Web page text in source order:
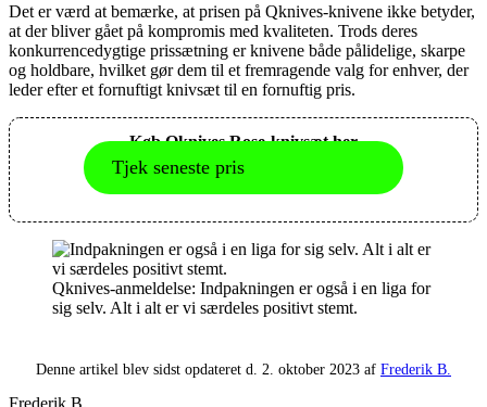
Det er værd at bemærke, at prisen på Qknives-knivene ikke betyder,
at der bliver gået på kompromis med kvaliteten. Trods deres
konkurrencedygtige prissætning er knivene både pålidelige, skarpe
og holdbare, hvilket gør dem til et fremragende valg for enhver, der
leder efter et fornuftigt knivsæt til en fornuftig pris.
Køb Qknives Rose-knivsæt her
Tjek seneste pris
Qknives-anmeldelse: Indpakningen er også i en liga for
sig selv. Alt i alt er vi særdeles positivt stemt.
Denne artikel blev sidst opdateret d. 2. oktober 2023 af Frederik B.
Frederik B.